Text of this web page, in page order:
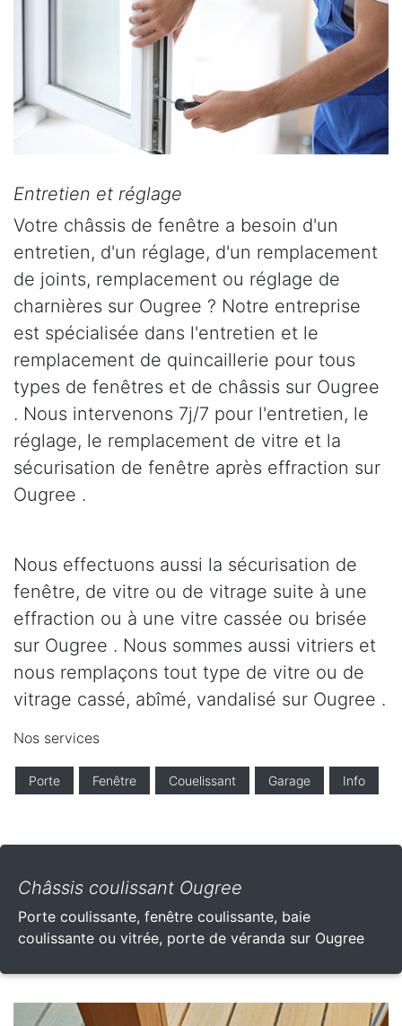
Entretien et réglage
Votre châssis de fenêtre a besoin d'un
entretien, d'un réglage, d'un remplacement
de joints, remplacement ou réglage de
charnières sur Ougree ? Notre entreprise
est spécialisée dans l'entretien et le
remplacement de quincaillerie pour tous
types de fenêtres et de châssis sur Ougree
. Nous intervenons 7j/7 pour l'entretien, le
réglage, le remplacement de vitre et la
sécurisation de fenêtre après effraction sur
Ougree .
Nous effectuons aussi la sécurisation de
fenêtre, de vitre ou de vitrage suite à une
effraction ou à une vitre cassée ou brisée
sur Ougree . Nous sommes aussi vitriers et
nous remplaçons tout type de vitre ou de
vitrage cassé, abîmé, vandalisé sur Ougree .
Nos services
Porte Fenêtre Couelissant Garage Info
Châssis coulissant Ougree
Porte coulissante, fenêtre coulissante, baie
coulissante ou vitrée, porte de véranda sur Ougree